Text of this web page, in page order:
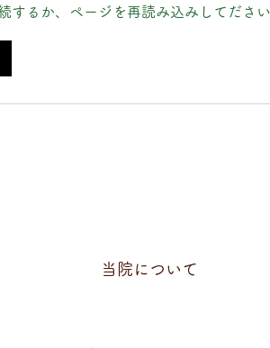
「十二月」
るか、ページを再読み込みしてださい
当院について